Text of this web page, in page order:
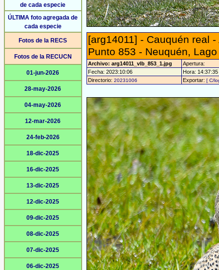
de cada especie
ÚLTIMA foto agregada de
cada especie
Fotos de la RECS
Fotos de la RECUCN
01-jun-2026
28-may-2026
04-may-2026
12-mar-2026
24-feb-2026
18-dic-2025
16-dic-2025
13-dic-2025
12-dic-2025
09-dic-2025
08-dic-2025
07-dic-2025
06-dic-2025
[arg14011] - Cauquén real
Punto 853 - Neuquén,
Archivo: arg14011_vlb_853_1.jpg
Apertura:
Fecha: 2023:10:06
Hora:
Directorio: 20231006 Exportar: [ C/